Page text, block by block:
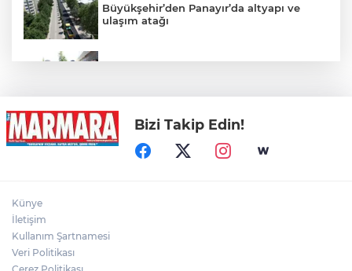
Büyükşehir’den Panayır’da altyapı ve
ulaşım atağı
Kepçe Alevlere Teslim Oldu
Bizi Takip Edin!
Künye
İletişim
Kullanım Şartnamesi
Veri Politikası